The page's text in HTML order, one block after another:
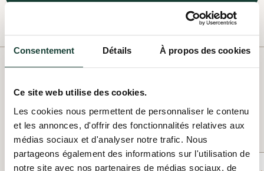
Consentement Détails À propos des cookies
Ce site web utilise des cookies.
Les cookies nous permettent de personnaliser le contenu
et les annonces, d'offrir des fonctionnalités relatives aux
médias sociaux et d'analyser notre trafic. Nous
partageons également des informations sur l'utilisation de
notre site avec nos partenaires de médias sociaux, de
Voir les offres passées